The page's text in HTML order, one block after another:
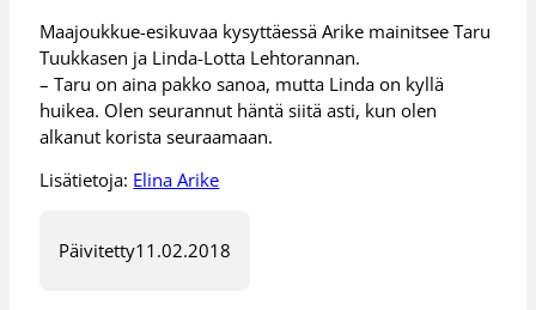
Maajoukkue-esikuvaa kysyttäessä Arike mainitsee Taru
Tuukkasen ja Linda-Lotta Lehtorannan.
– Taru on aina pakko sanoa, mutta Linda on kyllä
huikea. Olen seurannut häntä siitä asti, kun olen
alkanut korista seuraamaan.
Lisätietoja: Elina Arike
Päivitetty11.02.2018